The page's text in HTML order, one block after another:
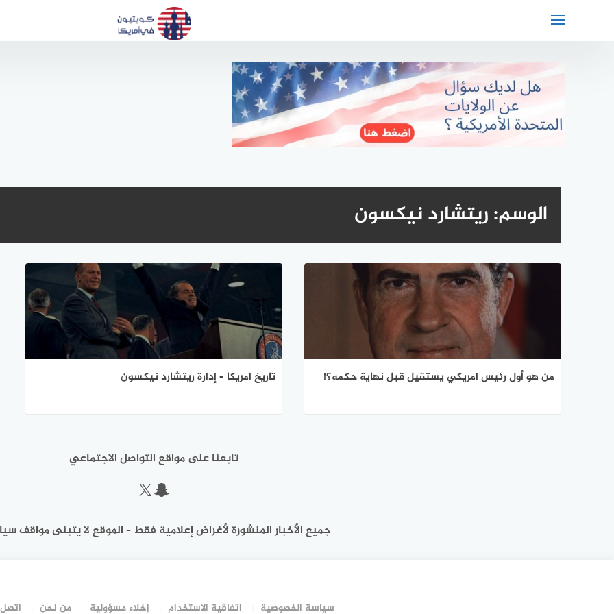
الوسم:ريتشارد نيكسون
من هو أول رئيس امريكي يستقيل قبل نهاية حكمه؟! تاريخ امريكا – إدارة ريتشارد نيكسون
تابعنا على مواقع التواصل الاجتماعي
سناب شات
إكس
جميع الأخبار المنشورة لأغراض إعلامية فقط – الموقع لا يتبنى مواقف
سياسة الخصوصية اتفاقية الاستخدام إخلاء مسؤولية من نحن